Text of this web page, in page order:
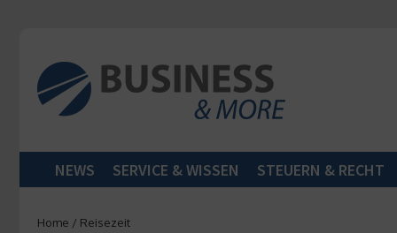
NEWS SERVICE & WISSEN STEUERN & RECHT
Home / Reisezeit